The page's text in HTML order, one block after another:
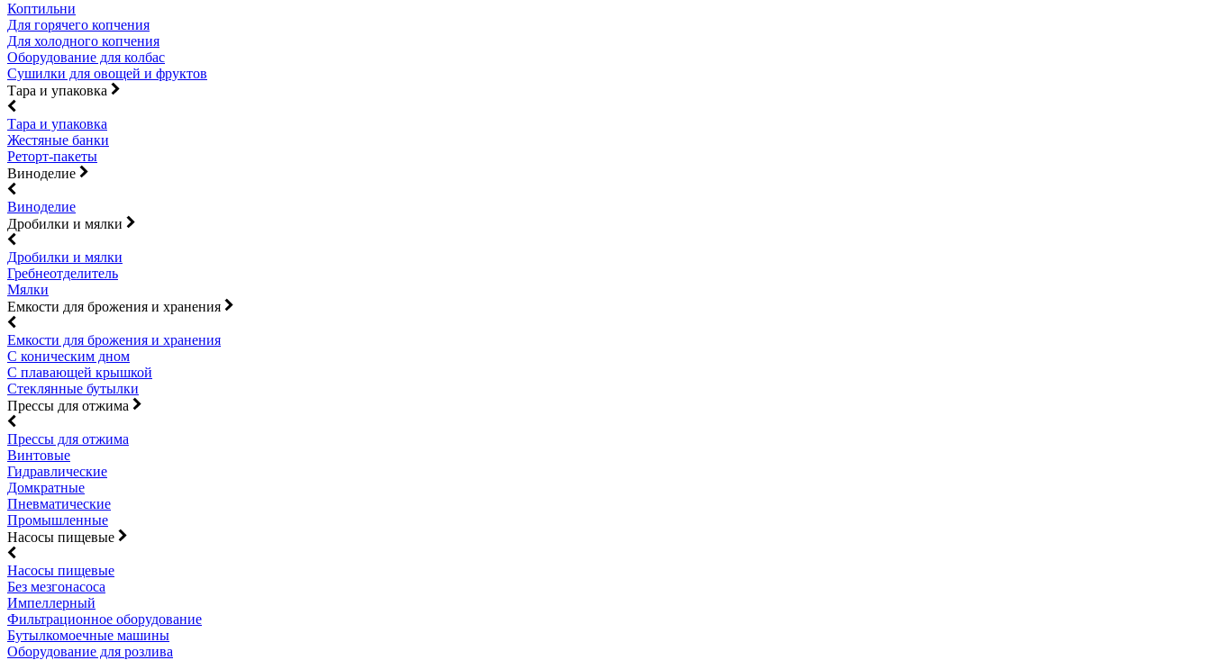
Коптильни
Для горячего копчения
Для холодного копчения
Оборудование для колбас
Сушилки для овощей и фруктов
Тара и упаковка
Тара и упаковка
Жестяные банки
Реторт-пакеты
Виноделие
Виноделие
Дробилки и мялки
Дробилки и мялки
Гребнеотделитель
Мялки
Емкости для брожения и хранения
Емкости для брожения и хранения
С коническим дном
С плавающей крышкой
Стеклянные бутылки
Прессы для отжима
Прессы для отжима
Винтовые
Гидравлические
Домкратные
Пневматические
Промышленные
Насосы пищевые
Насосы пищевые
Без мезгонасоса
Импеллерный
Фильтрационное оборудование
Бутылкомоечные машины
Оборудование для розлива